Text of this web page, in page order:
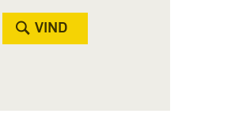
VIND